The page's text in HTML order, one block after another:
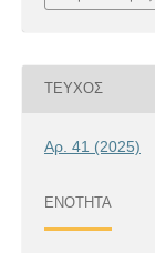
ΤΕΎΧΟΣ
Αρ. 41 (2025)
ΕΝΌΤΗΤΑ